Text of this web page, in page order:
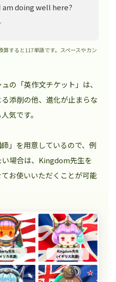
doing well here?
すると117単語です。スペースやカン
の「英作文チケット」は、
る添削の他、進化が止まらな
気です。
」を用意しているので、例
場合は、Kingdom先生を
お使いいただくことが可能